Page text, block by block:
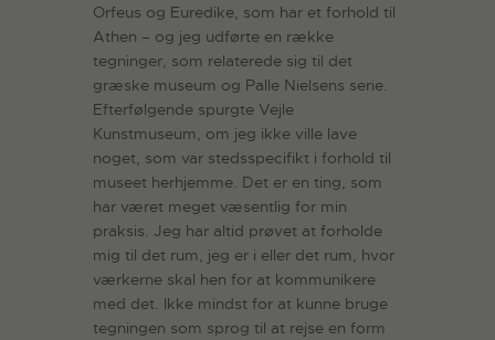
Orfeus og Euredike, som har et forhold til
Athen – og jeg udførte en række
tegninger, som relaterede sig til det
græske museum og Palle Nielsens serie.
Efterfølgende spurgte Vejle
Kunstmuseum, om jeg ikke ville lave
noget, som var stedsspecifikt i forhold til
museet herhjemme. Det er en ting, som
har været meget væsentlig for min
praksis. Jeg har altid prøvet at forholde
mig til det rum, jeg er i eller det rum, hvor
værkerne skal hen for at kommunikere
med det. Ikke mindst for at kunne bruge
tegningen som sprog til at rejse en form